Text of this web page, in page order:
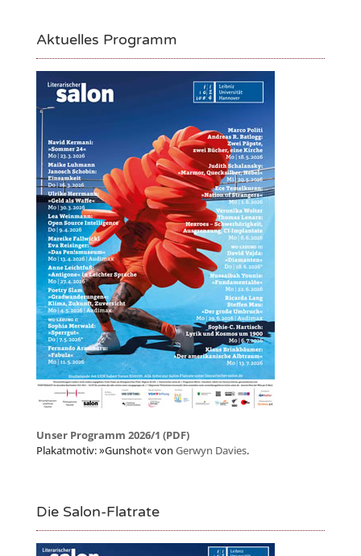
Aktuelles Programm
Unser Programm 2026/1 (PDF)
Plakatmotiv: »Gunshot« von Gerwyn Davies.
Die Salon-Flatrate